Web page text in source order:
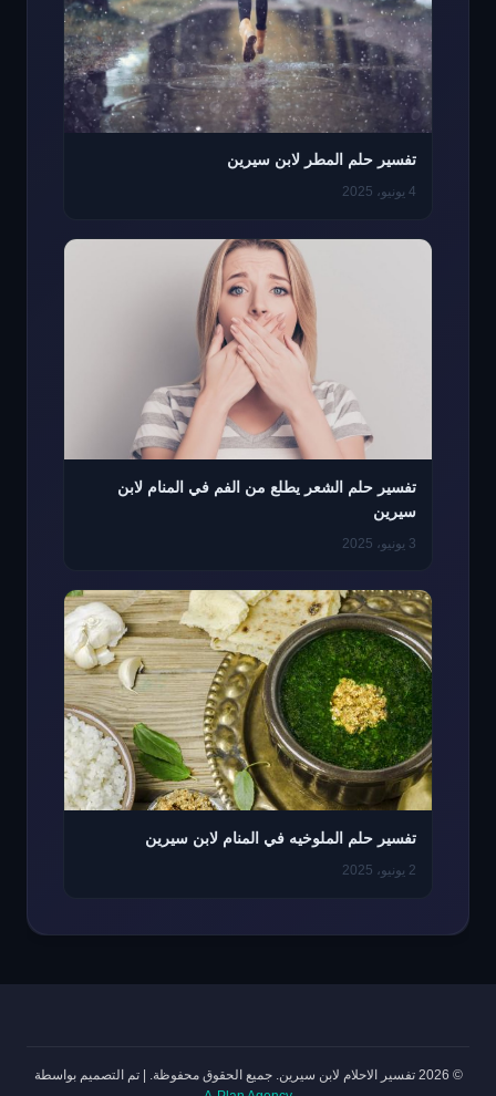
تفسير حلم المطر لابن سيرين
4 يونيو، 2025
تفسير حلم الشعر يطلع من الفم في المنام لابن
سيرين
3 يونيو، 2025
تفسير حلم الملوخيه في المنام لابن سيرين
2 يونيو، 2025
© 2026 تفسير الاحلام لابن سيرين. جميع الحقوق محفوظة. |تم التصميم بواسطة